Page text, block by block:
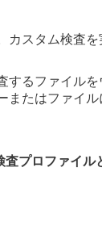
カスタム検査
るファイル
たはファイル
査プロファイル